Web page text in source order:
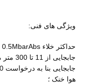
ویژگی های فنی:
حداکثر خلاء GPK/M 0.5MbarAbs؛
جابجایی از 11 تا 300 متر مکعب در ساعت؛
جابجایی بنا به درخواست 400-600-750-1000 متر مکعب در ساعت.
هوا خنک ؛